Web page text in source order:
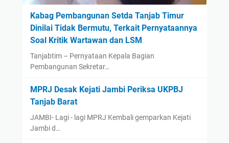
Kabag Pembangunan Setda Tanjab Timur
Dinilai Tidak Bermutu, Terkait Pernyataannya
Soal Kritik Wartawan dan LSM
Tanjabtim – Pernyataan Kepala Bagian
Pembangunan Sekretar…
MPRJ Desak Kejati Jambi Periksa UKPBJ
Tanjab Barat
JAMBI- Lagi - lagi MPRJ Kembali gemparkan Kejati
Jambi d…